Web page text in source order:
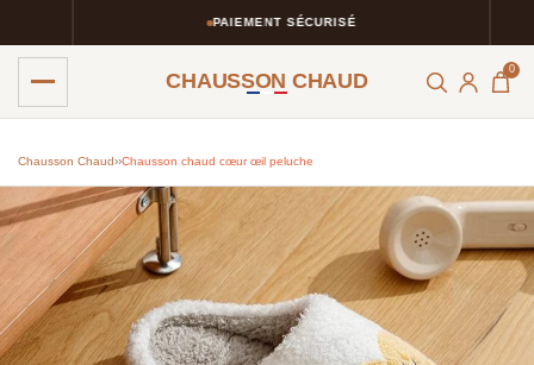
PAIEMENT SÉCURISÉ
CHAUSSON CHAUD 0
Chausson Chaud››Chausson chaud cœur œil peluche